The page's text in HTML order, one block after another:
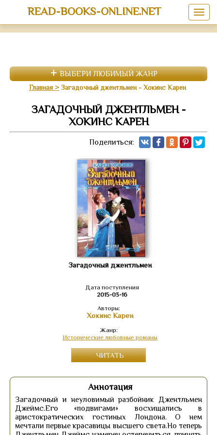
READ-BOOKS-ONLINE.NET
ВЫБЕРИ ЛЮБИМЫЙ ЖАНР
Главная Загадочный джентльмен - Хокинс Карен
ЗАГАДОЧНЫЙ ДЖЕНТЛЬМЕН -
ХОКИНС КАРЕН
Поделиться:
Загадочный джентльмен
Дата поступления
2015-03-16
Авторы:
Хокинс Карен
Жанр:
Исторические любовные романы
ЧИТАТЬ
Аннотация
Загадочный и неуловимый разбойник Джентльмен
Джеймс.Его «подвигами» восхищались в
аристократических гостиных Лондона. О нем
мечтали первые красавицы высшего света.Но теперь